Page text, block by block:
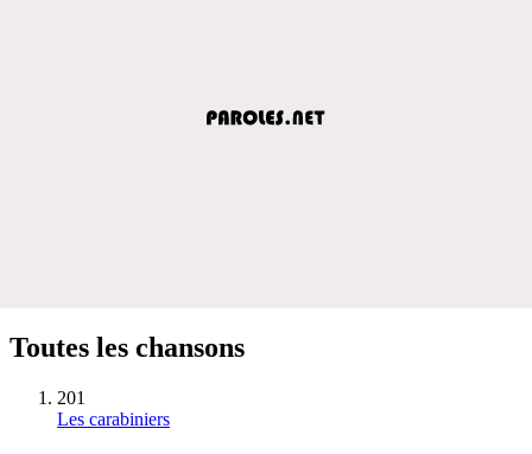
Toutes les chansons
201
Les carabiniers